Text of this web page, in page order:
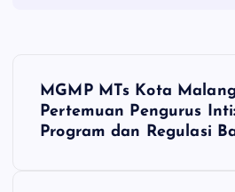
NMGMP MTs Kota
Pertemuan Pengurus
Program dan Regulasi